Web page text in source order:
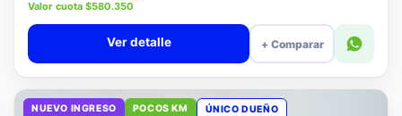
$27.080.000
−5%
Valor cuota $580.350
+ Comparar